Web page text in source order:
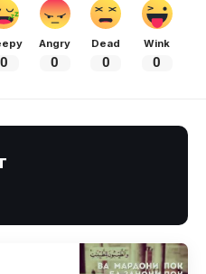
0
Angry
0
Dead
0
Wink
0